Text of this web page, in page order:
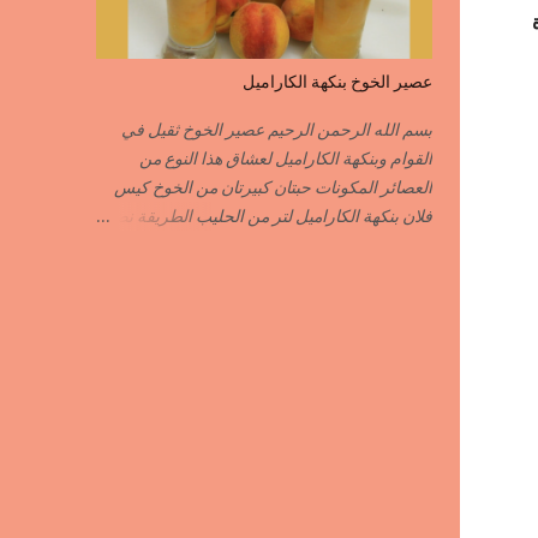
POIVRE راس الحانوت …………. RASS EL
HANOUT C’EST L ...
عصير الخوخ بنكهة الكاراميل
بسم الله الرحمن الرحيم عصير الخوخ ثقيل في
القوام وبنكهة الكاراميل لعشاق هذا النوع من
العصائر المكونات حبتان كبيرتان من الخوخ كيس
فلان بنكهة الكاراميل لتر من الحليب الطريقة نضع